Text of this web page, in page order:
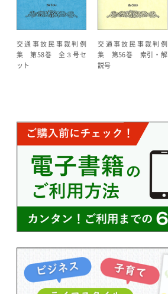
交通事故民事裁判例
集 第58巻 全３号セ
ット
交通事故民事裁判例
集 第56巻 索引・解
説号